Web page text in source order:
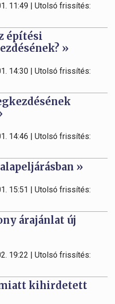
11:49 | Utolsó frissítés:
építési
»
14:30 | Utolsó frissítés:
14:46 | Utolsó frissítés:
»
15:51 | Utolsó frissítés:
árajánlat új
19:22 | Utolsó frissítés:
kihirdetett